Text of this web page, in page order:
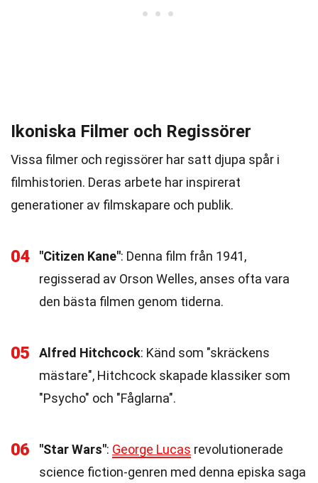
Ikoniska Filmer och Regissörer
Vissa filmer och regissörer har satt djupa spår i
filmhistorien. Deras arbete har inspirerat
generationer av filmskapare och publik.
04 "Citizen Kane": Denna film från 1941,
regisserad av Orson Welles, anses ofta vara
den bästa filmen genom tiderna.
05 Alfred Hitchcock: Känd som "skräckens
mästare", Hitchcock skapade klassiker som
"Psycho" och "Fåglarna".
06 "Star Wars": George Lucas revolutionerade
science fiction-genren med denna episka saga